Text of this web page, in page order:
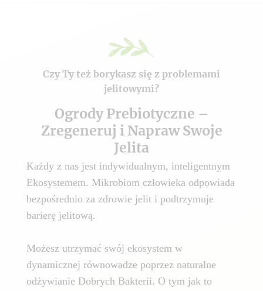
Czy Ty też borykasz się z problemami
jelitowymi?
Ogrody Prebiotyczne –
Zregeneruj i Napraw Swoje
Jelita
Każdy z nas jest indywidualnym, inteligentnym
Ekosystemem. Mikrobiom człowieka odpowiada
bezpośrednio za zdrowie jelit i podtrzymuje
barierę jelitową.
Możesz utrzymać swój ekosystem w
dynamicznej równowadze poprzez naturalne
odżywianie Dobrych Bakterii. O tym jak to